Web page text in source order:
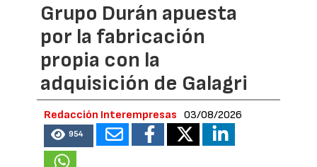
Grupo Durán apuesta
por la fabricación
propia con la
adquisición de Galagri
Redacción Interempresas 03/08/2026
954